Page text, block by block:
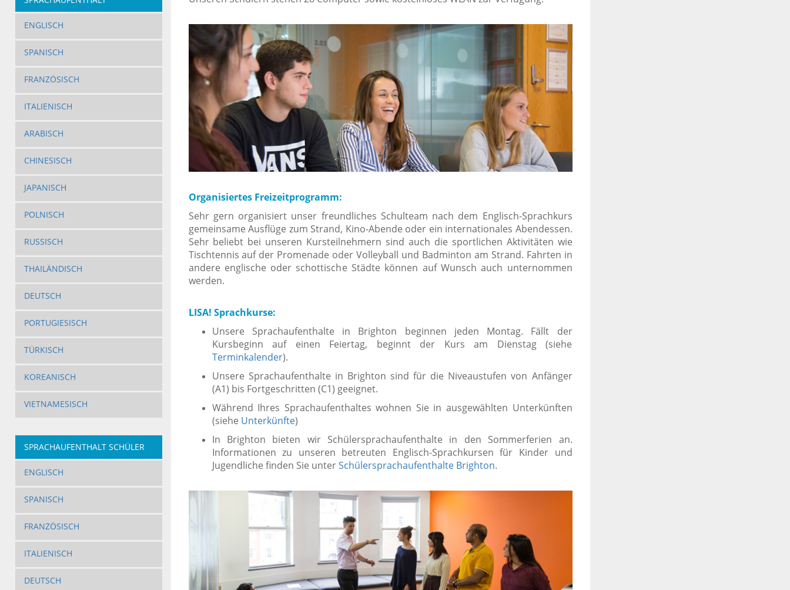
ERWACHSENE
ENGLISCH
SPANISCH
FRANZÖSISCH
ITALIENISCH
ARABISCH
CHINESISCH
JAPANISCH
POLNISCH
RUSSISCH
THAILÄNDISCH
DEUTSCH
PORTUGIESISCH
TÜRKISCH
KOREANISCH
VIETNAMESISCH
SPRACHAUFENTHALT SCHÜLER
ENGLISCH
SPANISCH
FRANZÖSISCH
ITALIENISCH
DEUTSCH
Organisiertes Freizeitprogramm:
Sehr gern organisiert unser freundliches Schulteam nach dem Englisch-Sprachkurs
gemeinsame Ausflüge zum Strand, Kino-Abende oder ein internationales Abendessen.
Sehr beliebt bei unseren Kursteilnehmern sind auch die sportlichen Aktivitäten wie
Tischtennis auf der Promenade oder Volleyball und Badminton am Strand. Fahrten in
andere englische oder schottische Städte können auf Wunsch auch unternommen
werden.
LISA! Sprachkurse:
Unsere Sprachaufenthalte in Brighton beginnen jeden Montag. Fällt der
Kursbeginn auf einen Feiertag, beginnt der Kurs am Dienstag (siehe
Terminkalender).
Unsere Sprachaufenthalte in Brighton sind für die Niveaustufen von Anfänger
(A1) bis Fortgeschritten (C1) geeignet.
Während Ihres Sprachaufenthaltes wohnen Sie in ausgewählten Unterkünften
(siehe Unterkünfte)
In Brighton bieten wir Schülersprachaufenthalte in den Sommerferien an.
Informationen zu unseren betreuten Englisch-Sprachkursen für Kinder und
Jugendliche finden Sie unterSchülersprachaufenthalte Brighton.